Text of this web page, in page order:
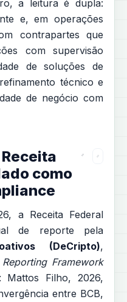
a leitura é dupla:
e, em operações
contrapartes que
com supervisão
de soluções de
técnico e
de negócio com
como
a Receita Federal
de reporte pela
(DeCripto),
Framework
Mattos Filho, 2026,
entre BCB,